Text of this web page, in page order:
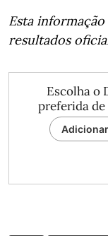
Esta
resultados
Escolha o
preferida